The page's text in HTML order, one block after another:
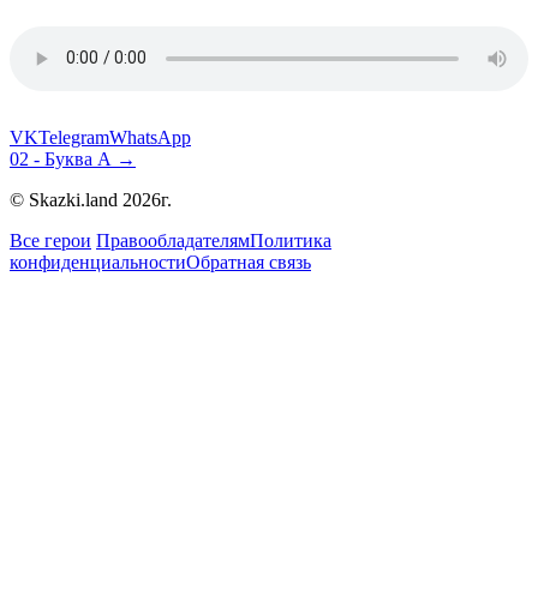
VKTelegramWhatsApp
02 - Буква А →
© Skazki.land 2026г.
Все герои ПравообладателямПолитика
конфиденциальностиОбратная связь